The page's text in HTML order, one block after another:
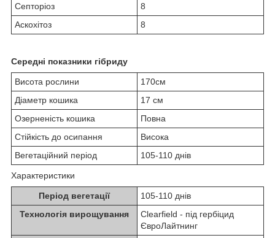
Септоріоз
8
Аскохітоз
8
Середні показники гібриду
Висота рослини
170см
Діаметр кошика
17 см
Озерненість кошика
Повна
Стійкість до осипання
Висока
Вегетаційний період
105-110 днів
Характеристики
Період вегетації
105-110 днів
Технологія вирощування
Clearfield - під гербіцид
ЄвроЛайтнинг